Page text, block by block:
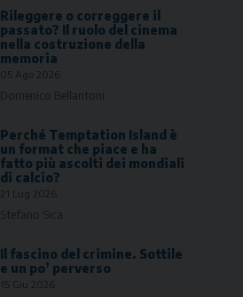
Rileggere o correggere il
passato? Il ruolo del cinema
nella costruzione della
memoria
05 Ago 2026
Domenico Bellantoni
Perché Temptation Island è
un format che piace e ha
fatto più ascolti dei mondiali
di calcio?
21 Lug 2026
Stefano Sica
Il fascino del crimine. Sottile
e un po’ perverso
15 Giu 2026